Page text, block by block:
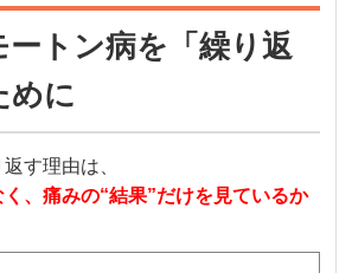
ートン病を「繰り返
めに
す理由は、
、痛みの“結果”だけを見ているか